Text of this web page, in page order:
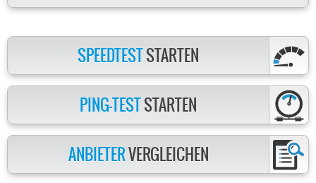
SPEEDTESTSTARTEN
PING-TESTSTARTEN
ANBIETERVERGLEICHEN